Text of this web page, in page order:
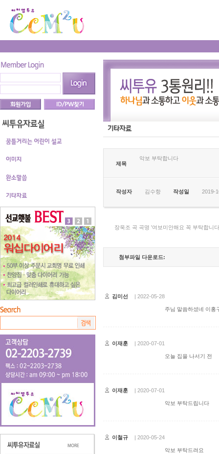
제목
악보 부탁합니다
작성자 김수항 작성일 2019-
장욱조 곡 곡명 '여보미안해요 꼭 부탁합니
첨부파일 다운로드:
김미선 | 2022-05-28
주님 말씀하셨네 이홍
이재훈 | 2020-07-01
오늘 집을 나서기 전
이재훈 | 2020-07-01
악보 부탁드립니다
이철규 | 2020-05-24
악보 부탁드려요